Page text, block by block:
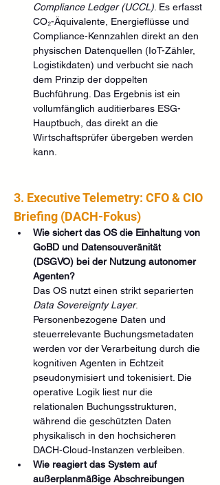
Compliance Ledger (UCCL) . Es erfasst
CO₂-Äquivalente, Energieflüsse und
Compliance-Kennzahlen direkt an den
physischen Datenquellen (IoT-Zähler,
Logistikdaten) und verbucht sie nach
dem Prinzip der doppelten
Buchführung. Das Ergebnis ist ein
vollumfänglich auditierbares ESG-
Hauptbuch, das direkt an die
Wirtschaftsprüfer übergeben werden
kann.
3. Executive Telemetry: CFO & CIO
Briefing (DACH-Fokus)
Wie sichert das OS die Einhaltung von
GoBD und Datensouveränität
(DSGVO) bei der Nutzung autonomer
Agenten?
Das OS nutzt einen strikt separierten
Data Sovereignty Layer.
Personenbezogene Daten und
steuerrelevante Buchungsmetadaten
werden vor der Verarbeitung durch die
kognitiven Agenten in Echtzeit
pseudonymisiert und tokenisiert. Die
operative Logik liest nur die
relationalen Buchungsstrukturen,
während die geschützten Daten
physikalisch in den hochsicheren
DACH-Cloud-Instanzen verbleiben.
Wie reagiert das System auf
außerplanmäßige Abschreibungen